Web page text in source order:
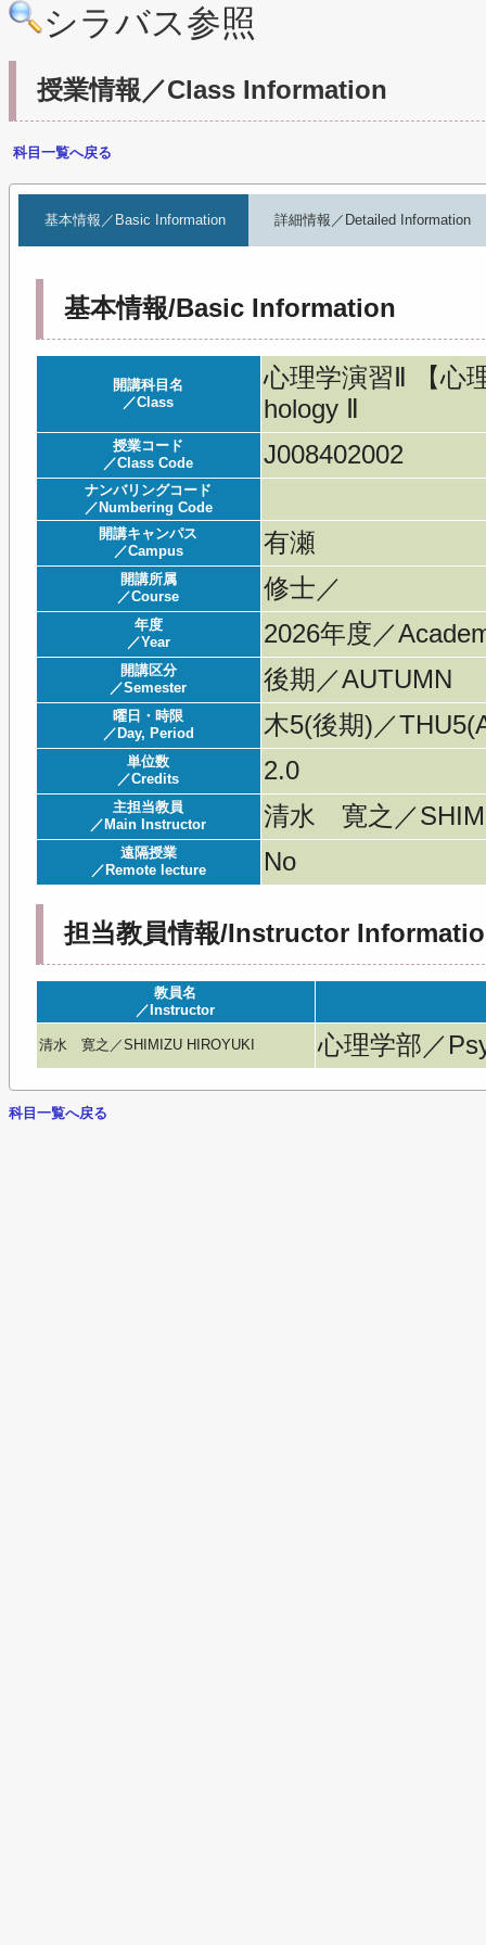
シラバス参照
授業情報／Class Information
科目一覧へ戻る
基本情報／Basic Information 詳細情報／Detailed Information
基本情報/Basic Information
開講科目名
／Class
心理学演習Ⅱ 【心
hology Ⅱ
授業コード
／Class Code
J008402002
ナンバリングコード
／Numbering Code
開講キャンパス
／Campus
有瀬
開講所属
／Course
修士／
年度
／Year
2026年度／
開講区分
／Semester
後期／AUTUMN
曜日・時限
／Day, Period
木5(後期)／
単位数
／Credits
2.0
主担当教員
／Main Instructor
清水 寛之／
遠隔授業
／Remote lecture
No
担当教員情報/Instructor
教員名
／Instructor
清水 寛之／SHIMIZU HIROYUKI 心理学部／
科目一覧へ戻る